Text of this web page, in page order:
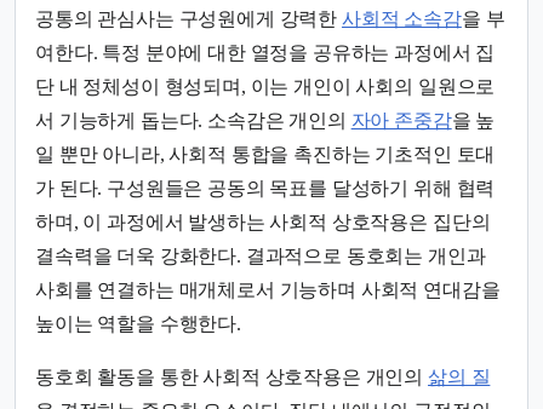
공통의 관심사는 구성원에게 강력한 사회적 소속감을 부
여한다. 특정 분야에 대한 열정을 공유하는 과정에서 집
단 내 정체성이 형성되며, 이는 개인이 사회의 일원으로
서 기능하게 돕는다. 소속감은 개인의 자아 존중감을 높
일 뿐만 아니라, 사회적 통합을 촉진하는 기초적인 토대
가 된다. 구성원들은 공동의 목표를 달성하기 위해 협력
하며, 이 과정에서 발생하는 사회적 상호작용은 집단의
결속력을 더욱 강화한다. 결과적으로 동호회는 개인과
사회를 연결하는 매개체로서 기능하며 사회적 연대감을
높이는 역할을 수행한다.
동호회 활동을 통한 사회적 상호작용은 개인의 삶의 질